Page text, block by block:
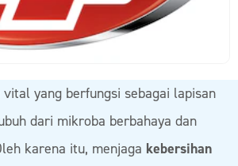
yang berfungsi sebagai lapisan
dari mikroba berbahaya dan
karena itu, menjaga kebersihan